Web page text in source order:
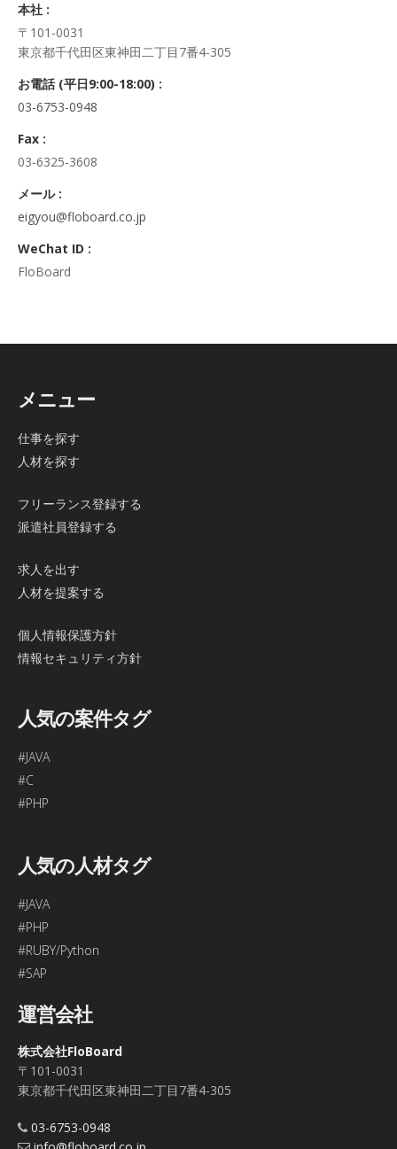
口に申し出ることができます。
その際、弊社はご本人を確認させていただいたうえで、合理的
な期間内に対応いたします。
株式会社FloBoard 個人情報問合せ窓口
〒101-0031 東京都千代田区東神田二丁目7番4-305
メールアドレス: info@floboard.co.jp TEL: 03-6753-0948
ールデンウィークを除く)
6. 個人情報における任意性について
個人情報のご提供は、ご本人の任意です。ただし、必須項目を
ご入力頂けない場合は本フォームをご利用頂けませんので、ご
了承ください。
本社 :
〒101-0031
東京都千代田区東神田二丁目7番4-305
お電話 (平日9:00-18:00) :
03-6753-0948
Fax :
03-6325-3608
メール :
eigyou@floboard.co.jp
WeChat ID :
FloBoard
メニュー
仕事を探す
人材を探す
フリーランス登録する
派遣社員登録する
求人を出す
人材を提案する
個人情報保護方針
情報セキュリティ方針
人気の案件タグ
#JAVA
#C
#PHP
人気の人材タグ
#JAVA
#PHP
#RUBY/Python
#SAP
運営会社
株式会社FloBoard
〒101-0031
東京都千代田区東神田二丁目7番4-305
03-6753-0948